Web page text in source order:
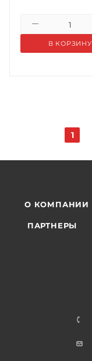
В КОРЗИНУ
1
О КОМПАНИИ
ПАРТНЕРЫ